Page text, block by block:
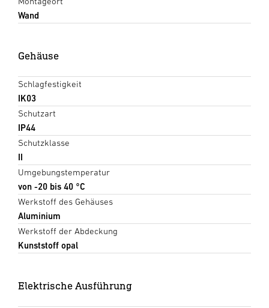
Wand
Gehäuse
Schlagfestigkeit
IK03
Schutzart
IP44
Schutzklasse
II
Umgebungstemperatur
von -20 bis 40 °C
Werkstoff des Gehäuses
Aluminium
Werkstoff der Abdeckung
Kunststoff opal
Elektrische Ausführung